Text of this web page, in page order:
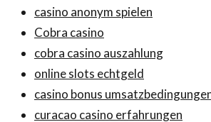
casino anonym spielen
Cobra casino
cobra casino auszahlung
online slots echtgeld
casino bonus
curacao casino erfahrungen